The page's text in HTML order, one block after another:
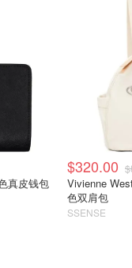
真皮钱包
$320.00
Vivienne
色双肩包
SSENSE